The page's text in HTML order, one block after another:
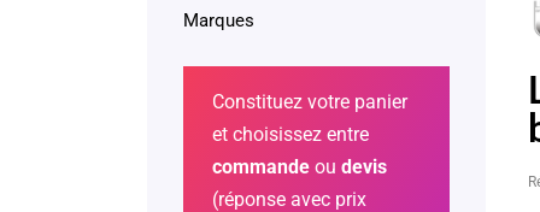
Marques
Constituez votre panier
et choisissez entre
commande ou devis
(réponse avec prix